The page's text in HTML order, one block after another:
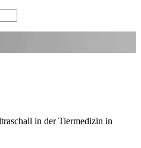
in der Tiermedizin in